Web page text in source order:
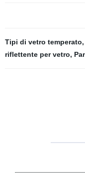
Tipi di vetro temperato,
riflettente per vetro,